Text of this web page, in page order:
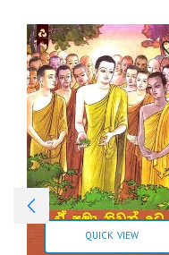
QUICK VIEW